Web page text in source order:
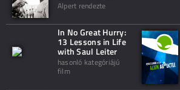
Alpert rendezte
In No Great Hurry:
13 Lessons in Life
with Saul Leiter
hasonló kategóriájú
film